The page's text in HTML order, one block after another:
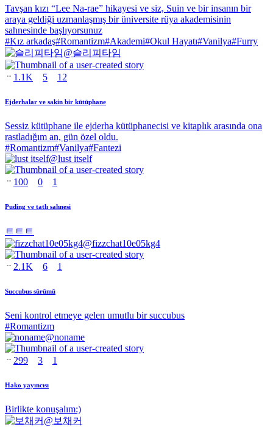
Tavşan kızı “Lee Na-rae” hikayesi ve siz, Suin ve bir insanın bir
araya geldiği uzmanlaşmış bir üniversite rüya akademisinin
sahnesinde başlıyorsunuz
#Kız arkadaş#Romantizm#Akademi#Okul Hayatı#Vanilya#Furry
@슬리피타임
1.1K 5 12
Ejderhalar ve sakin bir kütüphane
Sessiz kütüphane ile ejderha kütüphanecisi ve kitaplık arasında ona
rastladığım an, gün özel oldu.
#Romantizm#Vanilya#Fantezi
@lust itself
100 0 1
Puding ve tatlı sahnesi
ㅌㅌㅌ
@fizzchat10e05kg4
2.1K 6 1
Succubus sürümü
Seni kontrol etmeye gelen umutlu bir succubus
#Romantizm
@noname
299 3 1
Hako yayıncısı
Birlikte konuşalım:)
@ 보채커